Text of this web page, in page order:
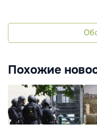
Похожие